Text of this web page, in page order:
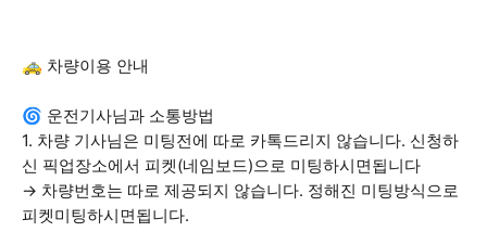
🚕 차량이용 안내
🌀 운전기사님과 소통방법
1. 차량 기사님은 미팅전에 따로 카톡드리지 않습니다. 신청하
신 픽업장소에서 피켓(네임보드)으로 미팅하시면됩니다
→ 차량번호는 따로 제공되지 않습니다. 정해진 미팅방식으로
피켓미팅하시면됩니다.